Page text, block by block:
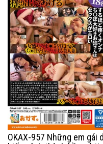
OKAX-957 Những em